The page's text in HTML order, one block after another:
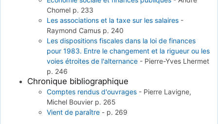
Chomel p. 233
Les associations et la taxe sur les salaires -
Raymond Camus p. 240
Les dispositions fiscales dans la loi de finances
pour 1983. Entre le changement et la rigueur ou les
voies étroites de l'alternance - Pierre-Yves Lhermet
p. 246
Chronique bibliographique
Comptes rendus d'ouvrages - Pierre Lavigne,
Michel Bouvier p. 265
Vient de paraître - p. 269